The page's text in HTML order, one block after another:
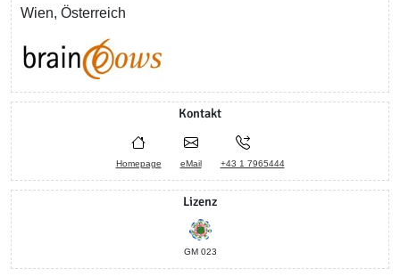
Wien, Österreich
Kontakt
Homepage eMail +43 1 7965444
Lizenz
GM 023